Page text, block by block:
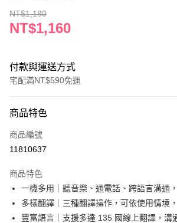
NT$1,180
NT$1,160
付款與運送方式
宅配滿NT$590免運
POYA支付
信用卡一次付款
Apple Pay
街口支付
商品特色
商品編號
11810637
商品特色
一機多用｜聽音樂、通電話、跨語言溝通
多樣翻譯｜三種翻譯操作，可依使用情境
豐富語言｜支援多達 135 國線上翻譯，溝